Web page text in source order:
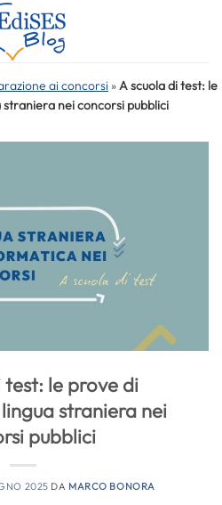
ai concorsi »A scuola di test: le
nei concorsi pubblici
test: le prove di
straniera nei
pubblici
2025 DA MARCO BONORA